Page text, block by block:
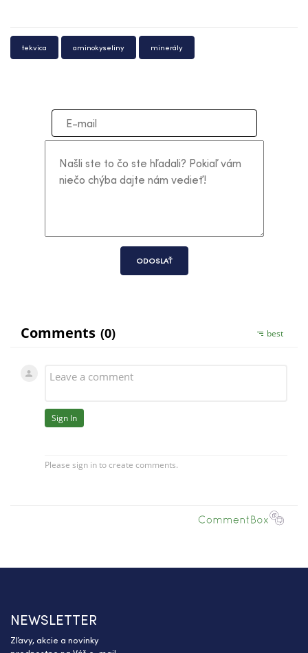
tekvica aminokyseliny minerály
ODOSLAŤ
NEWSLETTER
Zľavy, akcie a novinky